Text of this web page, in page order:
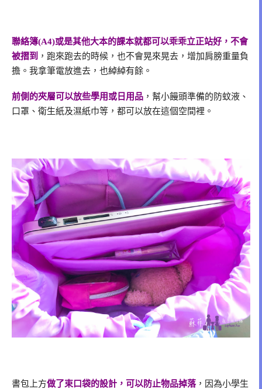
聯絡簿(A4)或是其他大本的課本就都可以乖乖立正站好，不會
被摺到 ，跑來跑去的時候，也不會晃來晃去，增加肩膀重量負
擔。我拿筆電放進去，也綽綽有餘。
前側的夾層可以放些學用或日用品 ，幫小饅頭準備的防蚊液、
口罩、衛生紙及濕紙巾等，都可以放在這個空間裡。
書包上方做了束口袋的設計，可以防止物品掉落，因為小學生